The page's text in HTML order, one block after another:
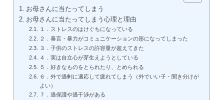
お母さんに当たってしまう
お母さんに当たってしまう心理と理由
１．ストレスのはけぐちになっている
２．暴言・暴力がコミュニケーションの形になってしまった
３．子供のストレスの許容量が超えてきた
４．実は自立心が芽生えようとしている
５．好きなものをとられたり、とめられる
６．外で過剰に適応して疲れてしまう（外でいい子・聞き分けが
よい）
７．過保護や過干渉がある